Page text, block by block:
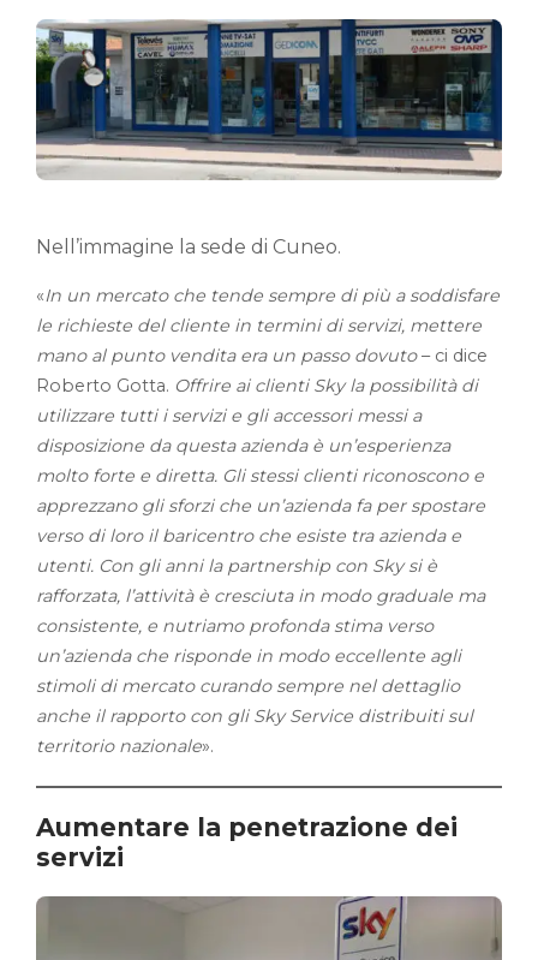
Nell’immagine la sede di Cuneo.
«In un mercato che tende sempre di più a soddisfare
le richieste del cliente in termini di servizi, mettere
mano al punto vendita era un passo dovuto– ci dice
Roberto Gotta. Offrire ai clienti Sky la possibilità di
utilizzare tutti i servizi e gli accessori messi a
disposizione da questa azienda è un’esperienza
molto forte e diretta. Gli stessi clienti riconoscono e
apprezzano gli sforzi che un’azienda fa per spostare
verso di loro il baricentro che esiste tra azienda e
utenti. Con gli anni la partnership con Sky si è
rafforzata, l’attività è cresciuta in modo graduale ma
consistente, e nutriamo profonda stima verso
un’azienda che risponde in modo eccellente agli
stimoli di mercato curando sempre nel dettaglio
anche il rapporto con gli Sky Service distribuiti sul
territorio nazionale».
Aumentare la penetrazione dei
servizi